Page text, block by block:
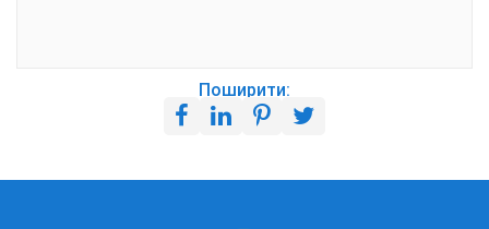
Поширити: